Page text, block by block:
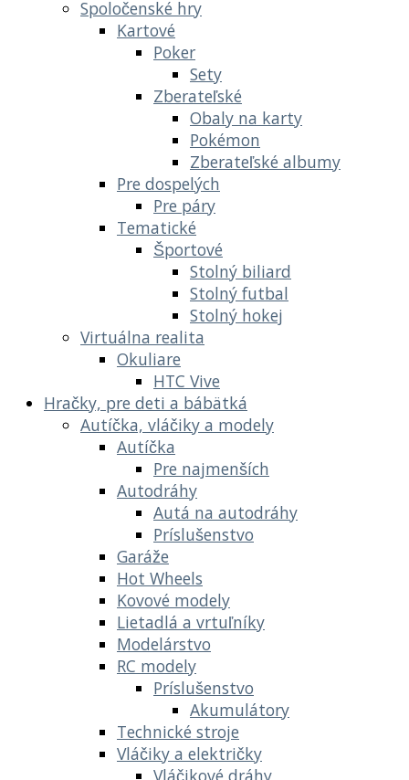
Spoločenské hry
Kartové
Poker
Sety
Zberateľské
Obaly na karty
Pokémon
Zberateľské albumy
Pre dospelých
Pre páry
Tematické
Športové
Stolný biliard
Stolný futbal
Stolný hokej
Virtuálna realita
Okuliare
HTC Vive
Hračky, pre deti a bábätká
Autíčka, vláčiky a modely
Autíčka
Pre najmenších
Autodráhy
Autá na autodráhy
Príslušenstvo
Garáže
Hot Wheels
Kovové modely
Lietadlá a vrtuľníky
Modelárstvo
RC modely
Príslušenstvo
Akumulátory
Technické stroje
Vláčiky a električky